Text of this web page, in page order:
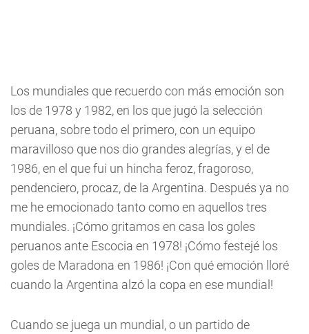
Los mundiales que recuerdo con más emoción son
los de 1978 y 1982, en los que jugó la selección
peruana, sobre todo el primero, con un equipo
maravilloso que nos dio grandes alegrías, y el de
1986, en el que fui un hincha feroz, fragoroso,
pendenciero, procaz, de la Argentina. Después ya no
me he emocionado tanto como en aquellos tres
mundiales. ¡Cómo gritamos en casa los goles
peruanos ante Escocia en 1978! ¡Cómo festejé los
goles de Maradona en 1986! ¡Con qué emoción lloré
cuando la Argentina alzó la copa en ese mundial!
Cuando se juega un mundial, o un partido de